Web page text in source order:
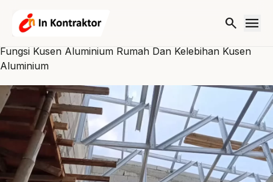
search menu
Fungsi Kusen Aluminium Rumah Dan Kelebihan Kusen
Aluminium